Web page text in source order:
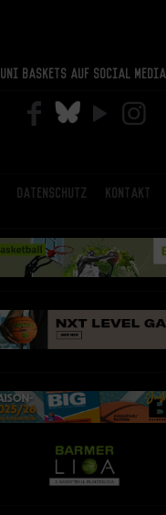
Uni Baskets auf Social Media
Datenschutz Kontakt